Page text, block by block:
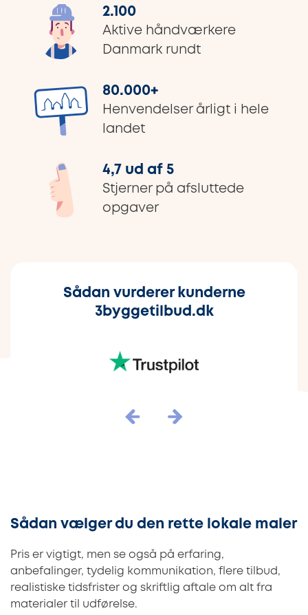
2.100
Aktive håndværkere
Danmark rundt
80.000+
Henvendelser årligt i hele
landet
4,7 ud af 5
Stjerner på afsluttede
opgaver
Sådan vurderer kunderne
3byggetilbud.dk
Sådan vælger du den rette lokale maler
Pris er vigtigt, men se også på erfaring,
anbefalinger, tydelig kommunikation, flere tilbud,
realistiske tidsfrister og skriftlig aftale om alt fra
materialer til udførelse.